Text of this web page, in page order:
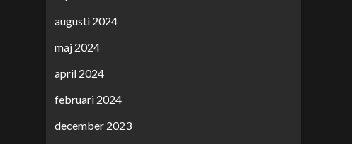
augusti 2024
maj 2024
april 2024
februari 2024
december 2023